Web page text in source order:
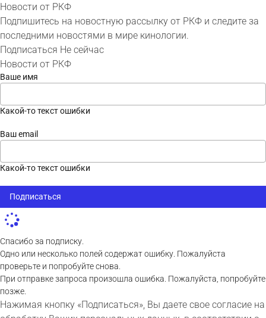
Новости от РКФ
Подпишитесь на новостную рассылку от РКФ и следите за
последними новостями в мире кинологии.
Подписаться Не сейчас
Новости от РКФ
Ваше имя
Какой-то текст ошибки
Ваш email
Какой-то текст ошибки
Подписаться
Спасибо за подписку.
Одно или несколько полей содержат ошибку. Пожалуйста
проверьте и попробуйте снова.
При отправке запроса произошла ошибка. Пожалуйста, попробуйте
позже.
Нажимая кнопку «Подписаться», Вы даете свое согласие на